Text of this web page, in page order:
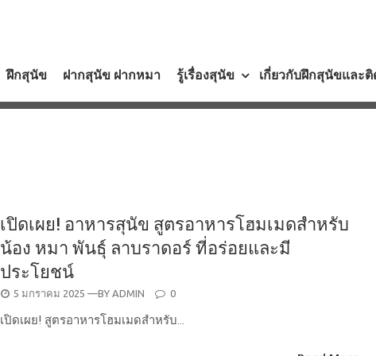
ฝึกสุนัข ฝากสุนัข ฝากหมา รู้เรื่องสุนัข เกี่ยวกับฝึกสุนัขและติ
เปิดเผย! อาหารสุนัข สูตรอาหารโฮมเมดสำหรับ
น้อง หมา พันธุ์ ลาบราดอร์ ที่อร่อยและมี
ประโยชน์
POSTED
5 มกราคม 2025 —BY ADMIN 0
เปิดเผย! สูตรอาหารโฮมเมดสำหรับ…